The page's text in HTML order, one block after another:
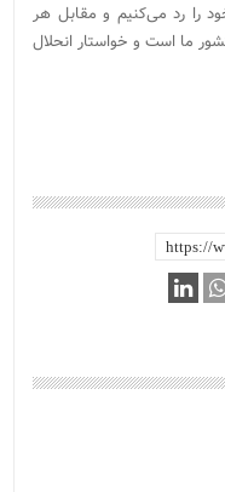
را رد می‌کنیم و مقابل هر
ما است و خواستار انحلال